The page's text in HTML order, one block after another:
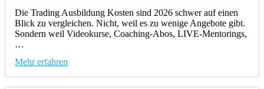
Die Trading Ausbildung Kosten sind 2026 schwer auf einen
Blick zu vergleichen. Nicht, weil es zu wenige Angebote gibt.
Sondern weil Videokurse, Coaching-Abos, LIVE-Mentorings,
…
Mehr erfahren